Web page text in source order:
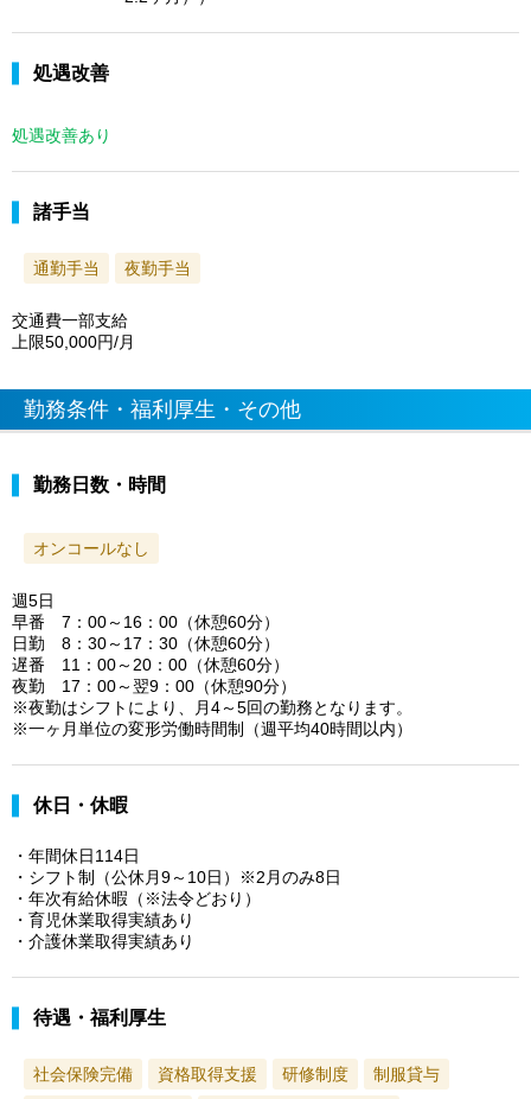
処遇改善
処遇改善あり
諸手当
通勤手当 夜勤手当
交通費一部支給
上限50,000円/月
勤務条件・福利厚生・その他
勤務日数・時間
オンコールなし
週5日
早番 7：00～16：00（休憩60分）
日勤 8：30～17：30（休憩60分）
遅番 11：00～20：00（休憩60分）
夜勤 17：00～翌9：00（休憩90分）
※夜勤はシフトにより、月4～5回の勤務となります。
※一ヶ月単位の変形労働時間制（週平均40時間以内）
休日・休暇
・年間休日114日
・シフト制（公休月9～10日）※2月のみ8日
・年次有給休暇（※法令どおり）
・育児休業取得実績あり
・介護休業取得実績あり
待遇・福利厚生
社会保険完備 資格取得支援 研修制度
制服貸与